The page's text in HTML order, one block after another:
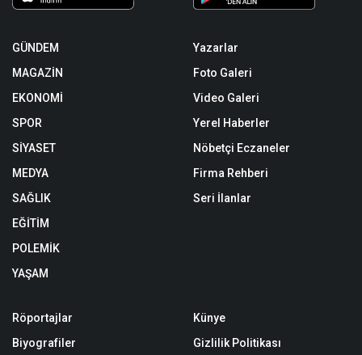
GÜNDEM
MAGAZİN
EKONOMİ
SPOR
SİYASET
MEDYA
SAĞLIK
EĞİTİM
POLEMİK
YAŞAM
Yazarlar
Foto Galeri
Video Galeri
Yerel Haberler
Nöbetçi Eczaneler
Firma Rehberi
Seri İlanlar
Röportajlar
Biyografiler
Künye
Gizlilik Politikası